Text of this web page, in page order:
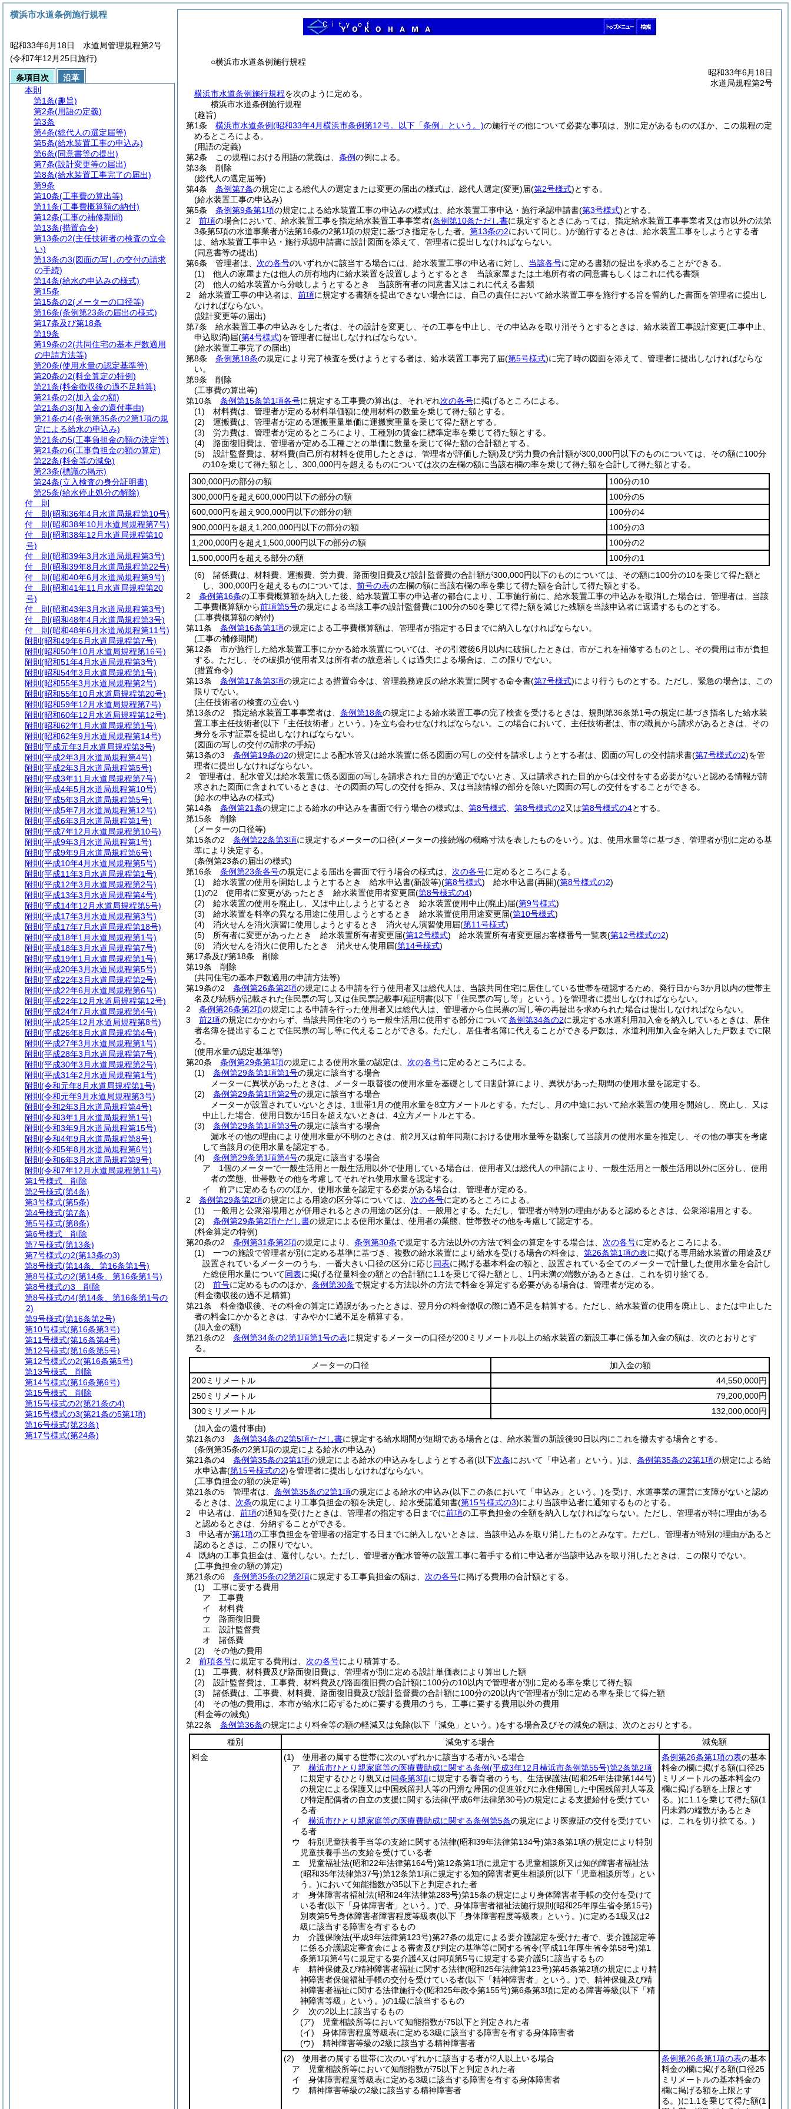
○横浜市水道条例施行規程
昭和33年6月18日
水道局規程第2号
横浜市水道条例施行規程を次のように定める。
横浜市水道条例施行規程
(趣旨)
第1条
横浜市水道条例(昭和33年4月横浜市条例第12号。以下「条例」という。)の施行その他について必要な事項は、別に定があるもののほか、この規程の定
めるところによる。
(用語の定義)
第2条
この規程における用語の意義は、 条例の例による。
第3条
削除
(総代人の選定届等)
第4条
条例第7条の規定による総代人の選定または変更の届出の様式は、総代人選定(変更)届(第2号様式)とする。
(給水装置工事の申込み)
第5条
条例第9条第1項の規定による給水装置工事の申込みの様式は、給水装置工事申込・施行承認申請書(第3号様式)とする。
2
前項の場合において、給水装置工事を指定給水装置工事事業者(条例第10条ただし書に規定するときにあっては、指定給水装置工事事業者又は市以外の法第
3条第5項の水道事業者が法第16条の2第1項の規定に基づき指定をした者。 第13条の2において同じ。)が施行するときは、給水装置工事をしようとする者
は、給水装置工事申込・施行承認申請書に設計図面を添えて、管理者に提出しなければならない。
(同意書等の提出)
第6条
管理者は、 次の各号のいずれかに該当する場合には、給水装置工事の申込者に対し、 当該各号に定める書類の提出を求めることができる。
(1)
他人の家屋または他人の所有地内に給水装置を設置しようとするとき 当該家屋または土地所有者の同意書もしくはこれに代る書類
(2)
他人の給水装置から分岐しようとするとき 当該所有者の同意書又はこれに代える書類
2
給水装置工事の申込者は、 前項に規定する書類を提出できない場合には、自己の責任において給水装置工事を施行する旨を誓約した書面を管理者に提出し
なければならない。
(設計変更等の届出)
第7条
給水装置工事の申込みをした者は、その設計を変更し、その工事を中止し、その申込みを取り消そうとするときは、給水装置工事設計変更(工事中止、
申込取消)届(第4号様式)を管理者に提出しなければならない。
(給水装置工事完了の届出)
第8条
条例第18条の規定により完了検査を受けようとする者は、給水装置工事完了届(第5号様式)に完了時の図面を添えて、管理者に提出しなければならな
い。
第9条
削除
(工事費の算出等)
第10条
条例第15条第1項各号に規定する工事費の算出は、それぞれ次の各号に掲げるところによる。
(1)
材料費は、管理者が定める材料単価額に使用材料の数量を乗じて得た額とする。
(2)
運搬費は、管理者が定める運搬重量単価に運搬実重量を乗じて得た額とする。
(3)
労力費は、管理者が定めるところにより、工種別の賃金に標準定率を乗じて得た額とする。
(4)
路面復旧費は、管理者が定める工種ごとの単価に数量を乗じて得た額の合計額とする。
(5)
設計監督費は、材料費(自己所有材料を使用したときは、管理者が評価した額)及び労力費の合計額が300,000円以下のものについては、その額に100分
の10を乗じて得た額とし、300,000円を超えるものについては次の左欄の額に当該右欄の率を乗じて得た額を合計して得た額とする。
300,000円の部分の額
100分の10
300,000円を超え600,000円以下の部分の額
100分の5
600,000円を超え900,000円以下の部分の額
100分の4
900,000円を超え1,200,000円以下の部分の額
100分の3
1,200,000円を超え1,500,000円以下の部分の額
100分の2
1,500,000円を超える部分の額
100分の1
(6)
諸係費は、材料費、運搬費、労力費、路面復旧費及び設計監督費の合計額が300,000円以下のものについては、その額に100分の10を乗じて得た額と
し、300,000円を超えるものについては、 前号の表の左欄の額に当該右欄の率を乗じて得た額を合計して得た額とする。
2
条例第16条の工事費概算額を納入した後、給水装置工事の申込者の都合により、工事施行前に、給水装置工事の申込みを取消した場合は、管理者は、当該
工事費概算額から前項第5号の規定による当該工事の設計監督費に100分の50を乗じて得た額を減じた残額を当該申込者に返還するものとする。
(工事費概算額の納付)
第11条
条例第16条第1項の規定による工事費概算額は、管理者が指定する日までに納入しなければならない。
(工事の補修期間)
第12条
市が施行した給水装置工事にかかる給水装置については、その引渡後6月以内に破損したときは、市がこれを補修するものとし、その費用は市が負担
する。 ただし、その破損が使用者又は所有者の故意若しくは過失による場合は、この限りでない。
(措置命令)
第13条
条例第17条第3項の規定による措置命令は、管理義務違反の給水装置に関する命令書(第7号様式)により行うものとする。 ただし、緊急の場合は、この
限りでない。
(主任技術者の検査の立会い)
第13条の2
指定給水装置工事事業者は、 条例第18条の規定による給水装置工事の完了検査を受けるときは、規則第36条第1号の規定に基づき指名した給水装
置工事主任技術者(以下「主任技術者」という。)を立ち会わせなければならない。
この場合において、主任技術者は、市の職員から請求があるときは、その
身分を示す証票を提出しなければならない。
(図面の写しの交付の請求の手続)
第13条の3
条例第19条の2の規定による配水管又は給水装置に係る図面の写しの交付を請求しようとする者は、図面の写しの交付請求書(第7号様式の2)を管
理者に提出しなければならない。
2
管理者は、配水管又は給水装置に係る図面の写しを請求された目的が適正でないとき、又は請求された目的からは交付をする必要がないと認める情報が請
求された図面に含まれているときは、その図面の写しの交付を拒み、又は当該情報の部分を除いた図面の写しの交付をすることができる。
(給水の申込みの様式)
第14条
条例第21条の規定による給水の申込みを書面で行う場合の様式は、 第8号様式 第8号様式の2又は第8号様式の4とする。
第15条
削除
(メーターの口径等)
第15条の2
条例第22条第3項に規定するメーターの口径(メーターの接続端の概略寸法を表したものをいう。)は、使用水量等に基づき、管理者が別に定める基
準により決定する。
(条例第23条の届出の様式)
第16条
条例第23条各号の規定による届出を書面で行う場合の様式は、 次の各号に定めるところによる。
(1)
給水装置の使用を開始しようとするとき 給水申込書(新設等)(第8号様式) 給水申込書(再開)(第8号様式の2)
(1)の2
使用者に変更があったとき 給水装置使用者変更届(第8号様式の4)
(2)
給水装置の使用を廃止し、又は中止しようとするとき 給水装置使用中止(廃止)届(第9号様式)
(3)
給水装置を料率の異なる用途に使用しようとするとき 給水装置使用用途変更届(第10号様式)
(4)
消火せんを消火演習に使用しようとするとき 消火せん演習使用届(第11号様式)
(5)
所有者に変更があったとき 給水装置所有者変更届(第12号様式) 給水装置所有者変更届お客様番号一覧表(第12号様式の2)
(6)
消火せんを消火に使用したとき 消火せん使用届(第14号様式)
第17条及び第18条
削除
第19条
削除
(共同住宅の基本戸数適用の申請方法等)
第19条の2
条例第26条第2項の規定による申請を行う使用者又は総代人は、当該共同住宅に居住している世帯を確認するため、発行日から3か月以内の世帯主
名及び続柄が記載された住民票の写し又は住民票記載事項証明書(以下「住民票の写し等」という。)を管理者に提出しなければならない。
2
条例第26条第2項の規定による申請を行った使用者又は総代人は、管理者から住民票の写し等の再提出を求められた場合は提出しなければならない。
3
前2項の規定にかかわらず、当該共同住宅のうち一般生活用に使用する部分について条例第34条の2に規定する水道利用加入金を納入しているときは、居住
者名簿を提出することで住民票の写し等に代えることができる。 ただし、居住者名簿に代えることができる戸数は、水道利用加入金を納入した戸数までに限
る。
(使用水量の認定基準等)
第20条
条例第29条第1項の規定による使用水量の認定は、 次の各号に定めるところによる。
(1)
条例第29条第1項第1号の規定に該当する場合
メーターに異状があったときは、メーター取替後の使用水量を基礎として日割計算により、異状があった期間の使用水量を認定する。
(2)
条例第29条第1項第2号の規定に該当する場合
メーターが設置されていないときは、1世帯1月の使用水量を8立方メートルとする。ただし、月の中途において給水装置の使用を開始し、廃止し、又は
中止した場合、使用日数が15日を超えないときは、4立方メートルとする。
(3)
条例第29条第1項第3号の規定に該当する場合
漏水その他の理由により使用水量が不明のときは、前2月又は前年同期における使用水量等を勘案して当該月の使用水量を推定し、その他の事実を考慮
して当該月の使用水量を認定する。
(4)
条例第29条第1項第4号の規定に該当する場合
ア
1個のメーターで一般生活用と一般生活用以外で使用している場合は、使用者又は総代人の申請により、一般生活用と一般生活用以外に区分し、使用
者の業態、世帯数その他を考慮してそれぞれ使用水量を認定する。
イ
前アに定めるもののほか、使用水量を認定する必要がある場合は、管理者が定める。
2
条例第29条第2項の規定による用途の区分等については、 次の各号に定めるところによる。
(1)
一般用と公衆浴場用とが併用されるときの用途の区分は、一般用とする。 ただし、管理者が特別の理由があると認めるときは、公衆浴場用とする。
(2)
条例第29条第2項ただし書の規定による使用水量は、使用者の業態、世帯数その他を考慮して認定する。
(料金算定の特例)
第20条の2
条例第31条第2項の規定により、 条例第30条で規定する方法以外の方法で料金の算定をする場合は、 次の各号に定めるところによる。
(1)
一つの施設で管理者が別に定める基準に基づき、複数の給水装置により給水を受ける場合の料金は、 第26条第1項の表に掲げる専用給水装置の用途及び
設置されているメーターのうち、一番大きい口径の区分に応じ同表に掲げる基本料金の額と、設置されている全てのメーターで計量した使用水量を合計し
た総使用水量について同表に掲げる従量料金の額との合計額に1.1を乗じて得た額とし、1円未満の端数があるときは、これを切り捨てる。
(2)
前号に定めるもののほか、 条例第30条で規定する方法以外の方法で料金を算定する必要がある場合は、管理者が定める。
(料金徴収後の過不足精算)
第21条
料金徴収後、その料金の算定に過誤があったときは、翌月分の料金徴収の際に過不足を精算する。 ただし、給水装置の使用を廃止し、または中止した
者の料金にかかるときは、すみやかに過不足を精算する。
(加入金の額)
第21条の2
条例第34条の2第1項第1号の表に規定するメーターの口径が200ミリメートル以上の給水装置の新設工事に係る加入金の額は、次のとおりとす
る。
メーターの口径
加入金の額
200ミリメートル
44,550,000円
250ミリメートル
79,200,000円
300ミリメートル
132,000,000円
(加入金の還付事由)
第21条の3
条例第34条の2第5項ただし書に規定する給水期間が短期である場合とは、給水装置の新設後90日以内にこれを撤去する場合とする。
(条例第35条の2第1項の規定による給水の申込み)
第21条の4
条例第35条の2第1項の規定による給水の申込みをしようとする者(以下次条において「申込者」という。)は、 条例第35条の2第1項の規定による給
水申込書(第15号様式の2)を管理者に提出しなければならない。
(工事負担金の額の決定等)
第21条の5
管理者は、 条例第35条の2第1項の規定による給水の申込み(以下この条において「申込み」という。)を受け、水道事業の運営に支障がないと認め
るときは、 次条の規定により工事負担金の額を決定し、給水受諾通知書(第15号様式の3)により当該申込者に通知するものとする。
2
申込者は、 前項の通知を受けたときは、管理者の指定する日までに前項の工事負担金の全額を納入しなければならない。 ただし、管理者が特に理由がある
と認めるときは、分納することができる。
3
申込者が第1項の工事負担金を管理者の指定する日までに納入しないときは、当該申込みを取り消したものとみなす。 ただし、管理者が特別の理由があると
認めるときは、この限りでない。
4
既納の工事負担金は、還付しない。 ただし、管理者が配水管等の設置工事に着手する前に申込者が当該申込みを取り消したときは、この限りでない。
(工事負担金の額の算定)
第21条の6
条例第35条の2第2項に規定する工事負担金の額は、 次の各号に掲げる費用の合計額とする。
(1)
工事に要する費用
ア
工事費
イ
材料費
ウ
路面復旧費
エ
設計監督費
オ
諸係費
(2)
その他の費用
2
前項各号に規定する費用は、 次の各号により積算する。
(1)
工事費、材料費及び路面復旧費は、管理者が別に定める設計単価表により算出した額
(2)
設計監督費は、工事費、材料費及び路面復旧費の合計額に100分の10以内で管理者が別に定める率を乗じて得た額
(3)
諸係費は、工事費、材料費、路面復旧費及び設計監督費の合計額に100分の20以内で管理者が別に定める率を乗じて得た額
(4)
その他の費用は、本市が給水に応ずるために要する費用のうち、工事に要する費用以外の費用
(料金等の減免)
第22条
条例第36条の規定により料金等の額の軽減又は免除(以下「減免」という。)をする場合及びその減免の額は、次のとおりとする。
種別
減免する場合
減免額
料金
(1) 使用者の属する世帯に次のいずれかに該当する者がいる場合
ア 横浜市ひとり親家庭等の医療費助成に関する条例(平成3年12月横浜市条例第55号)第2条第2項
に規定するひとり親又は同条第3項に規定する養育者のうち、生活保護法(昭和25年法律第144号)
の規定による保護又は中国残留邦人等の円滑な帰国の促進並びに永住帰国した中国残留邦人等及
び特定配偶者の自立の支援に関する法律(平成6年法律第30号)の規定による支援給付を受けてい
る者
イ 横浜市ひとり親家庭等の医療費助成に関する条例第5条の規定により医療証の交付を受けてい
る者
ウ 特別児童扶養手当等の支給に関する法律(昭和39年法律第134号)第3条第1項の規定により特別
児童扶養手当の支給を受けている者
エ 児童福祉法(昭和22年法律第164号)第12条第1項に規定する児童相談所又は知的障害者福祉法
(昭和35年法律第37号)第12条第1項に規定する知的障害者更生相談所(以下「児童相談所等」とい
う。)において知能指数が35以下と判定された者
オ 身体障害者福祉法(昭和24年法律第283号)第15条の規定により身体障害者手帳の交付を受けて
いる者(以下「身体障害者」という。)で、身体障害者福祉法施行規則 (昭和25年厚生省令第15号)
別表第5号身体障害者障害程度等級表(以下「身体障害程度等級表」という。)に定める1級又は2
級に該当する障害を有するもの
カ 介護保険法(平成9年法律第123号)第27条の規定による要介護認定を受けた者で、要介護認定等
に係る介護認定審査会による審査及び判定の基準等に関する省令(平成11年厚生省令第58号)第1
条第1項第4号に規定する要介護4又は同項第5号に規定する要介護5に該当するもの
キ 精神保健及び精神障害者福祉に関する法律(昭和25年法律第123号)第45条第2項の規定により精
神障害者保健福祉手帳の交付を受けている者(以下「精神障害者」という。)で、精神保健及び精
神障害者福祉に関する法律施行令(昭和25年政令第155号)第6条第3項に定める障害等級(以下「精
神障害等級」という。)の1級に該当するもの
ク 次の2以上に該当するもの
(ア) 児童相談所等において知能指数が75以下と判定された者
(イ) 身体障害程度等級表に定める3級に該当する障害を有する身体障害者
(ウ) 精神障害等級の2級に該当する精神障害者
条例第26条第1項の表の基本
料金の欄に掲げる額(口径25
ミリメートルの基本料金の
欄に掲げる額を上限とす
る。)に1.1を乗じて得た額(1
円未満の端数があるとき
は、これを切り捨てる。)
(2) 使用者の属する世帯に次のいずれかに該当する者が2人以上いる場合
ア 児童相談所等において知能指数が75以下と判定された者
イ 身体障害程度等級表に定める3級に該当する障害を有する身体障害者
ウ 精神障害等級の2級に該当する精神障害者
条例第26条第1項の表の基本
料金の欄に掲げる額(口径25
ミリメートルの基本料金の
欄に掲げる額を上限とす
る。)に1.1を乗じて得た額(1
横浜市水道条例施行規程
昭和33年6月18日 水道局管理規程第2号
(令和7年12月25日施行)
条項目次
沿革
本則
第1条(趣旨)
第2条(用語の定義)
第3条
第4条(総代人の選定届等)
第5条(給水装置工事の申込み)
第6条(同意書等の提出)
第7条(設計変更等の届出)
第8条(給水装置工事完了の届出)
第9条
第10条(工事費の算出等)
第11条(工事費概算額の納付)
第12条(工事の補修期間)
第13条(措置命令)
第13条の2(主任技術者の検査の立会
い)
第13条の3(図面の写しの交付の請求
の手続)
第14条(給水の申込みの様式)
第15条
第15条の2(メーターの口径等)
第16条(条例第23条の届出の様式)
第17条及び第18条
第19条
第19条の2(共同住宅の基本戸数適用
の申請方法等)
第20条(使用水量の認定基準等)
第20条の2(料金算定の特例)
第21条(料金徴収後の過不足精算)
第21条の2(加入金の額)
第21条の3(加入金の還付事由)
第21条の4(条例第35条の2第1項の規
定による給水の申込み)
第21条の5(工事負担金の額の決定等)
第21条の6(工事負担金の額の算定)
第22条(料金等の減免)
第23条(標識の掲示)
第24条(立入検査の身分証明書)
第25条(給水停止処分の解除)
付 則
付 則 (昭和36年4月水道局規程第10号)
付 則 (昭和38年10月水道局規程第7号)
付 則 (昭和38年12月水道局規程第10
号)
付 則 (昭和39年3月水道局規程第3号)
付 則 (昭和39年8月水道局規程第22号)
付 則 (昭和40年6月水道局規程第9号)
付 則 (昭和41年11月水道局規程第20
号)
付 則 (昭和43年3月水道局規程第3号)
付 則 (昭和48年4月水道局規程第3号)
付 則 (昭和48年6月水道局規程第11号)
附則 (昭和49年6月水道局規程第7号)
附則 (昭和50年10月水道局規程第16号)
附則 (昭和51年4月水道局規程第3号)
附則 (昭和54年3月水道局規程第1号)
附則 (昭和55年3月水道局規程第2号)
附則 (昭和55年10月水道局規程第20号)
附則 (昭和59年12月水道局規程第7号)
附則 (昭和60年12月水道局規程第12号)
附則 (昭和62年1月水道局規程第1号)
附則 (昭和62年9月水道局規程第14号)
附則 (平成元年3月水道局規程第3号)
附則 (平成2年3月水道局規程第4号)
附則 (平成2年3月水道局規程第5号)
附則 (平成3年11月水道局規程第7号)
附則 (平成4年5月水道局規程第10号)
附則 (平成5年3月水道局規程第5号)
附則 (平成5年7月水道局規程第12号)
附則 (平成6年3月水道局規程第1号)
附則 (平成7年12月水道局規程第10号)
附則 (平成9年3月水道局規程第1号)
附則 (平成9年9月水道局規程第6号)
附則 (平成10年4月水道局規程第5号)
附則 (平成11年3月水道局規程第1号)
附則 (平成12年3月水道局規程第2号)
附則 (平成13年3月水道局規程第4号)
附則 (平成14年12月水道局規程第5号)
附則 (平成17年3月水道局規程第3号)
附則 (平成17年7月水道局規程第18号)
附則 (平成18年1月水道局規程第1号)
附則 (平成18年3月水道局規程第7号)
附則 (平成19年1月水道局規程第1号)
附則 (平成20年3月水道局規程第5号)
附則 (平成22年3月水道局規程第2号)
附則 (平成22年6月水道局規程第6号)
附則 (平成22年12月水道局規程第12号)
附則 (平成24年7月水道局規程第4号)
附則 (平成25年12月水道局規程第8号)
附則 (平成26年8月水道局規程第4号)
附則 (平成27年3月水道局規程第1号)
附則 (平成28年3月水道局規程第7号)
附則 (平成30年3月水道局規程第2号)
附則 (平成31年2月水道局規程第1号)
附則 (令和元年8月水道局規程第1号)
附則 (令和元年9月水道局規程第3号)
附則 (令和2年3月水道局規程第4号)
附則 (令和3年1月水道局規程第1号)
附則 (令和3年9月水道局規程第15号)
附則 (令和4年9月水道局規程第8号)
附則 (令和5年8月水道局規程第6号)
附則 (令和6年3月水道局規程第9号)
附則 (令和7年12月水道局規程第11号)
第1号様式 削除
第2号様式(第4条)
第3号様式(第5条)
第4号様式(第7条)
第5号様式(第8条)
第6号様式 削除
第7号様式(第13条)
第7号様式の2(第13条の3)
第8号様式(第14条、第16条第1号)
第8号様式の2(第14条、第16条第1号)
第8号様式の3 削除
第8号様式の4(第14条、第16条第1号の
2)
第9号様式(第16条第2号)
第10号様式(第16条第3号)
第11号様式(第16条第4号)
第12号様式(第16条第5号)
第12号様式の2(第16条第5号)
第13号様式 削除
第14号様式(第16条第6号)
第15号様式 削除
第15号様式の2(第21条の4)
第15号様式の3(第21条の5第1項)
第16号様式(第23条)
第17号様式(第24条)